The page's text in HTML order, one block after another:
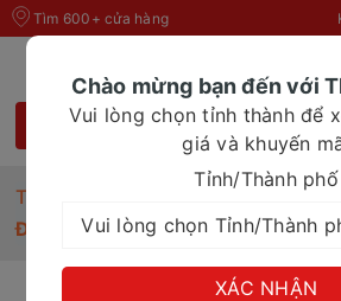
Tìm 600+ cửa hàng
Trang chủ
ĐÁNH GIÁ Ưu Và Nhược Điểm Của
Chào mừng bạn đến với
Vui lòng chọn tỉnh thành để
giá và khuyến
Tỉnh/Thành phố
XÁC NHẬN